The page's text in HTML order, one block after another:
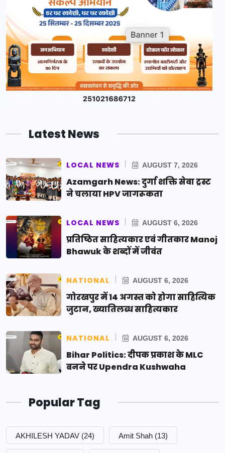
Latest News
LOCAL NEWS AUGUST 7, 2026
Azamgarh News: दुर्गा शक्ति सेवा ट्रस्ट
ने चलाया HPV जागरूकता
LOCAL NEWS AUGUST 6, 2026
प्रतिष्ठित साहित्यकार एवं गीतकार Manoj
Bhawuk के शब्दों में जीवंत
NATIONAL AUGUST 6, 2026
गोरखपुर में 14 अगस्त को होगा साहित्यिक
जुटान, ख्यातिलब्ध साहित्यकार
NATIONAL AUGUST 6, 2026
Bihar Politics: दीपक प्रकाश के MLC
बनने पर Upendra Kushwaha
Popular Tag
AKHILESH YADAV (24) Amit Shah (13)